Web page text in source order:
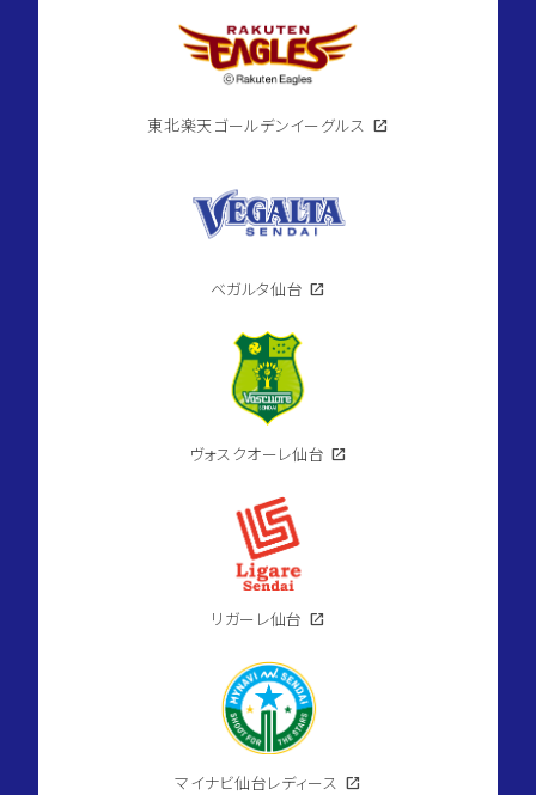
東北楽天ゴールデンイーグルス open_in_new
ベガルタ仙台 open_in_new
ヴォスクオーレ仙台 open_in_new
リガーレ仙台 open_in_new
マイナビ仙台レディース open_in_new